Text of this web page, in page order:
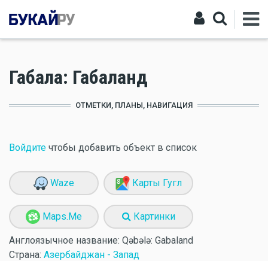
Габала: Габаланд
ОТМЕТКИ, ПЛАНЫ, НАВИГАЦИЯ
Войдите чтобы добавить объект в список
Waze Карты Гугл
Maps.Me Картинки
Англоязычное название: Qəbələ: Gabaland
Страна: Азербайджан - Запад